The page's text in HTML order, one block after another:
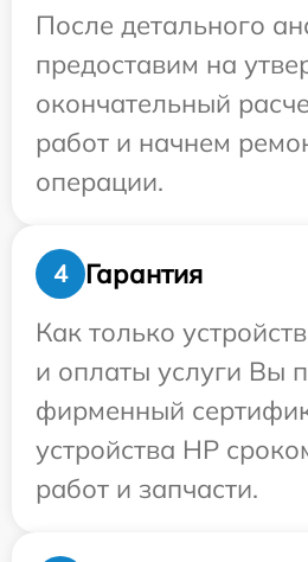
После детального
предоставим на
окончательный
работ и начнем
операции.
4
Гарантия
Как только
и оплаты услуги Вы
фирменный
устройства HP
работ и запчасти.